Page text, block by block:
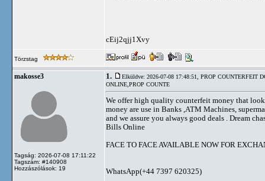
cEij2qjj1Xvy
Törzstag
makosse3
Tagság: 2026-07-08 17:11:22
Tagszám: #140908
Hozzászólások: 19
1. Elküldve: 2026-07-08 17:48:51, PROP COUNTERFEIT
ONLINE,PROP COUNTE
We offer high quality counterfeit money that
money are use in Banks ,ATM Machines,
and we assure you always good deals . Dream
Bills Online
FACE TO FACE AVAILABLE NOW FOR
WhatsApp(+44 7397 620325)